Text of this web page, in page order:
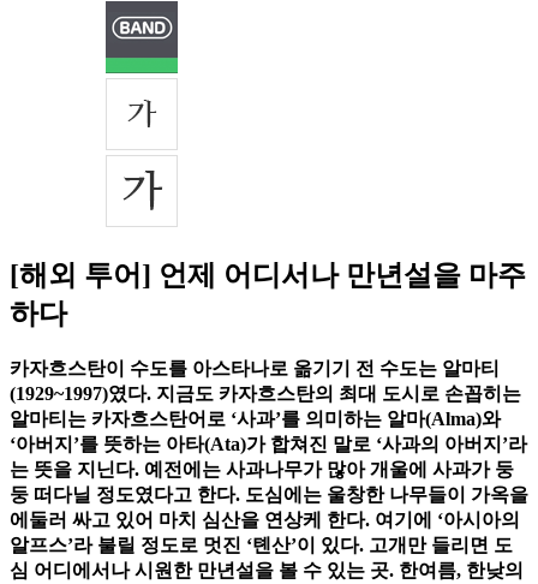
[해외 투어] 언제 어디서나 만년설을 마주
하다
카자흐스탄이 수도를 아스타나로 옮기기 전 수도는 알마티
(1929~1997)였다. 지금도 카자흐스탄의 최대 도시로 손꼽히는
알마티는 카자흐스탄어로 ‘사과’를 의미하는 알마(Alma)와
‘아버지’를 뜻하는 아타(Ata)가 합쳐진 말로 ‘사과의 아버지’라
는 뜻을 지닌다. 예전에는 사과나무가 많아 개울에 사과가 둥
둥 떠다닐 정도였다고 한다. 도심에는 울창한 나무들이 가옥을
에둘러 싸고 있어 마치 심산을 연상케 한다. 여기에 ‘아시아의
알프스’라 불릴 정도로 멋진 ‘톈산’이 있다. 고개만 들리면 도
심 어디에서나 시원한 만년설을 볼 수 있는 곳. 한여름, 한낮의